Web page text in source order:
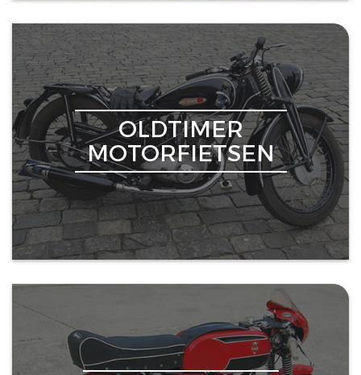
OLDTIMER
MOTORFIETSEN